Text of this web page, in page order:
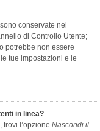
conservate nel
di Controllo Utente;
potrebbe non essere
tue impostazioni e le
in linea?
trovi l’opzione Nascondi il